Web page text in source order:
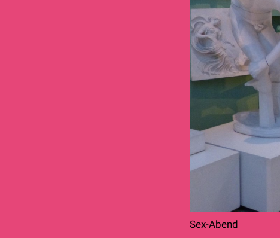
Sex-Abend